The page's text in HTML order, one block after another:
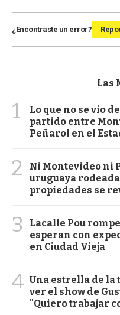
¿Encontraste un error?
Las
1
Lo que no se vio
partido entre
Peñarol en el
2
Ni Montevideo ni
uruguaya
propiedades se
3
Lacalle Pou
esperan con
en Ciudad Vieja
4 Una estrella de
ver el show de
"Quiero trabajar